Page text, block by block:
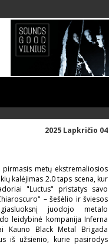
2025 Lapkričio 04
metų ekstremaliosios
kalėjimas 2.0 taps scena, kur
"Luctus" pristatys savo
– šešėlio ir šviesos
juodojo metalo
leidybinė kompanija Inferna
Kauno Black Metal Brigada
iš užsienio, kurie pasirodys